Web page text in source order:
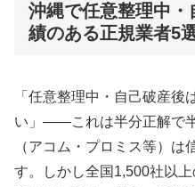
沖縄で任意整理中
績のある正規業者5
「任意整理中・自己破産
い」——これは半分正解で
（アコム・プロミス等）は
す。しかし全国1,500社以上